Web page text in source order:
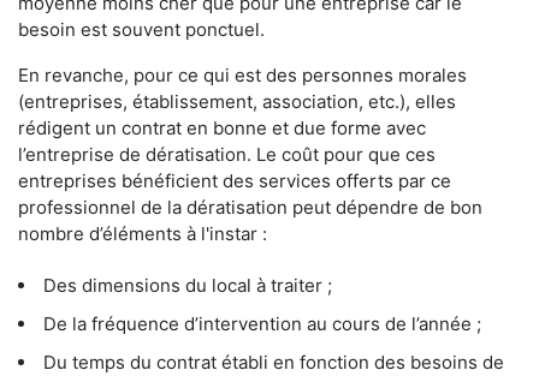
besoin est souvent ponctuel.
En revanche, pour ce qui est des personnes morales
(entreprises, établissement, association, etc.), elles
rédigent un contrat en bonne et due forme avec
l’entreprise de dératisation. Le coût pour que ces
entreprises bénéficient des services offerts par ce
professionnel de la dératisation peut dépendre de bon
nombre d’éléments à l'instar :
Des dimensions du local à traiter ;
De la fréquence d’intervention au cours de l’année ;
Du temps du contrat établi en fonction des besoins de